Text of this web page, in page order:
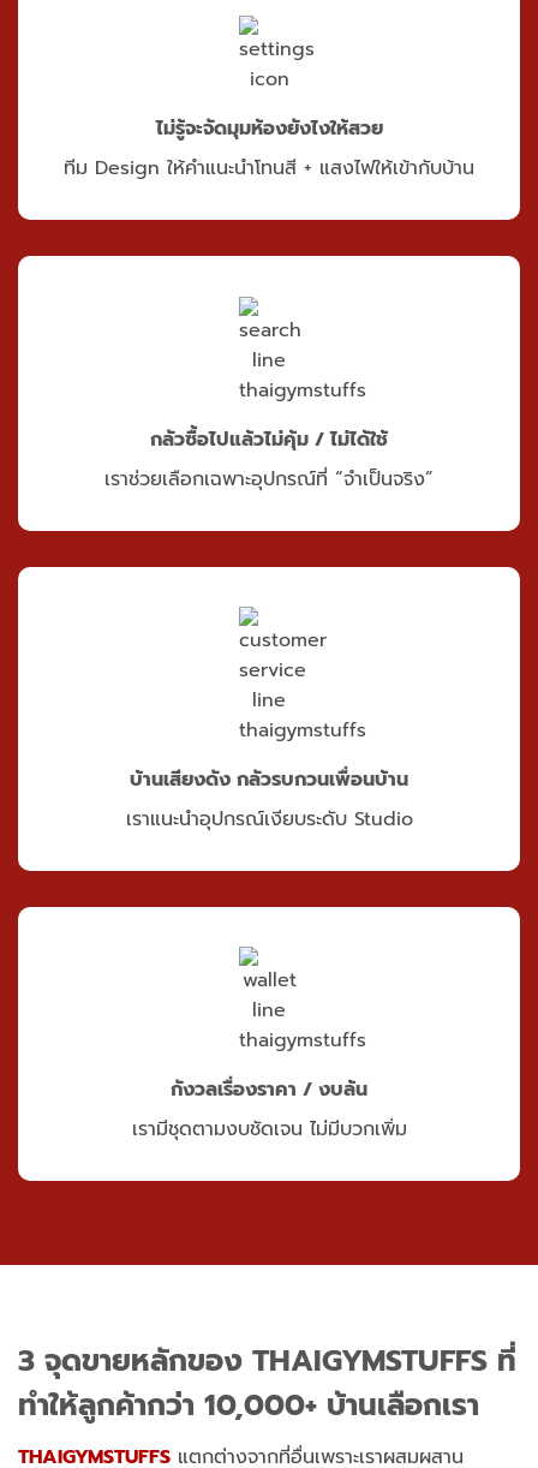
ไม่รู้จะจัดมุมห้องยังไงให้สวย
ทีม Design ให้คำแนะนำโทนสี + แสงไฟให้เข้ากับบ้าน
กลัวซื้อไปแล้วไม่คุ้ม / ไม่ได้ใช้
เราช่วยเลือกเฉพาะอุปกรณ์ที่ “จำเป็นจริง”
บ้านเสียงดัง กลัวรบกวนเพื่อนบ้าน
เราแนะนำอุปกรณ์เงียบระดับ Studio
กังวลเรื่องราคา / งบล้น
เรามีชุดตามงบชัดเจน ไม่มีบวกเพิ่ม
3 จุดขายหลักของ THAIGYMSTUFFS ที่
ทำให้ลูกค้ากว่า 10,000+ บ้านเลือกเรา
THAIGYMSTUFFS แตกต่างจากที่อื่นเพราะเราผสมผสาน